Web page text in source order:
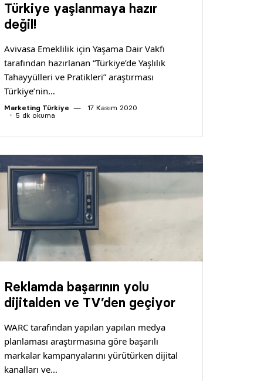
Türkiye yaşlanmaya hazır
değil!
Avivasa Emeklilik için Yaşama Dair Vakfı
tarafından hazırlanan “Türkiye’de Yaşlılık
Tahayyülleri ve Pratikleri” araştırması
Türkiye’nin…
Marketing Türkiye
17 Kasım 2020
5 dk okuma
Reklamda başarının yolu
dijitalden ve TV’den geçiyor
WARC tarafından yapılan yapılan medya
planlaması araştırmasına göre başarılı
markalar kampanyalarını yürütürken dijital
kanalları ve…